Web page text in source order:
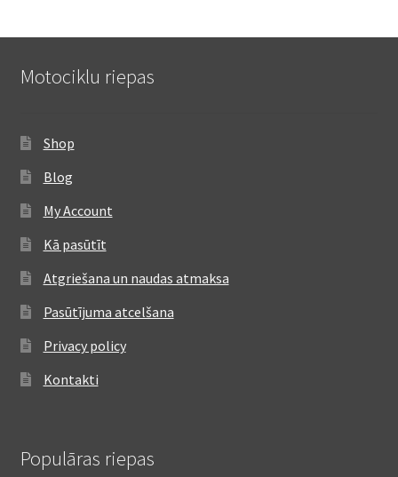
Motociklu riepas
Shop
Blog
My Account
Kā pasūtīt
Atgriešana un naudas atmaksa
Pasūtījuma atcelšana
Privacy policy
Kontakti
Populāras riepas